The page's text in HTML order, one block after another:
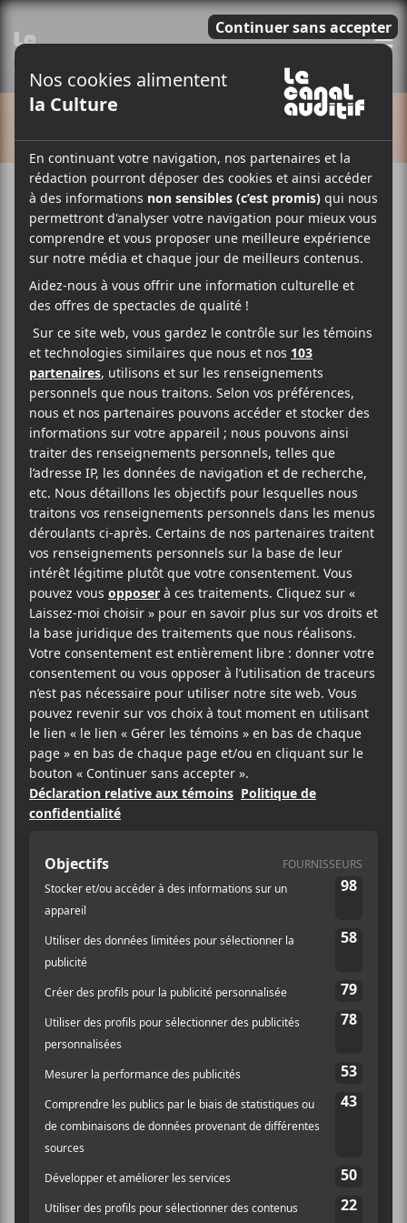
Cet évènement est passé.
Teen Mortgage | Tournée
Devil Ultrasonic
2025-10-01@20:00–23:00
Le duo punk américain Teen Mortgage sera en
concert à la Toscadura au début du mois d’octobre
prochain. La formation sera accompagnée par The
OBGMs et les Montréalais de No Waves.
30.20$
Blue Skies Turn Black
Toscadura
4388 Saint-Laurent
Montreal, Quebec H2W 1Z5
Canada